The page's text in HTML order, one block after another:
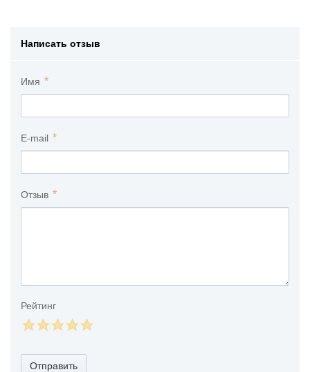
Написать отзыв
Имя
E-mail
Отзыв
Рейтинг
Отправить